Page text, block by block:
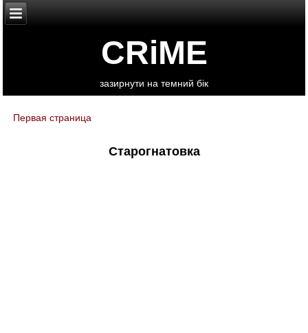
CRiME
зазирнути на темний бік
You are here
Первая страница
Старогнатовка